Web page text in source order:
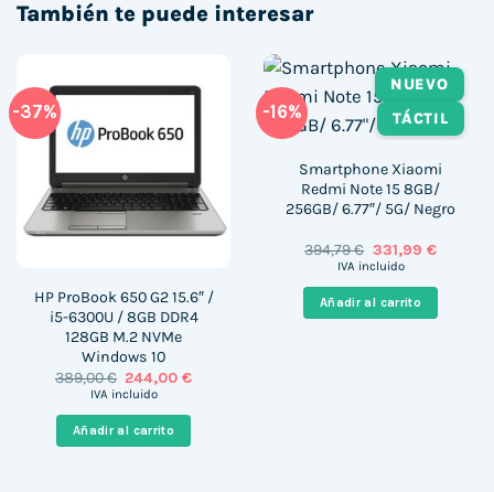
También te puede interesar
-37%
HP ProBook 650 G2 15.6″ /
i5-6300U / 8GB DDR4
128GB M.2 NVMe
Windows 10
389,00€ El
precio
era:
389,00 €.
244,00€El
IVA incluido
Añadir al carrito
-16%
NUEVO
TÁCTIL
Smartphone Xiaomi
Redmi Note 15 8GB/
256GB/ 6.77″/ 5G/ Negro
394,79€ El
precio
era:
394,79 €.
331,99 €El
es:
IVA incluido
Añadir al carrito